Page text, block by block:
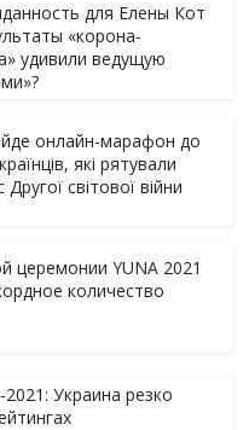
для Елены Кот
«корона-
удивили ведущую
онлайн-марафон до
які рятували
Другої світової війни
церемонии YUNA 2021
количество
Украина резко